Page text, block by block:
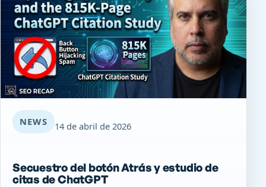
NEWS 14 de abril de 2026
Secuestro del botón Atrás y estudio de
citas de ChatGPT